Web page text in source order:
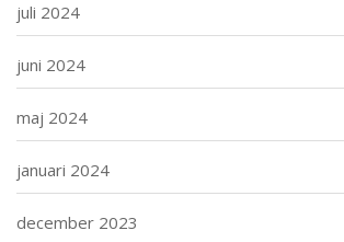
juli 2024
juni 2024
maj 2024
januari 2024
december 2023